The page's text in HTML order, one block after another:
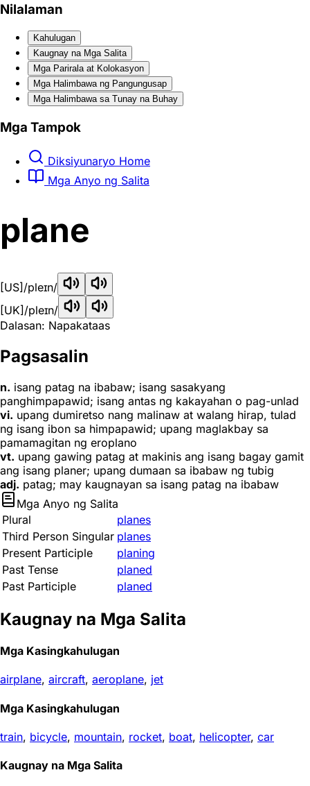
Nilalaman
Kahulugan
Kaugnay na Mga Salita
Mga Parirala at Kolokasyon
Mga Halimbawa ng Pangungusap
Mga Halimbawa sa Tunay na Buhay
Mga Tampok
Diksiyunaryo Home
Mga Anyo ng Salita
plane
[US] /pleɪn/
[UK] /pleɪn/
Dalasan: Napakataas
Pagsasalin
n. isang patag na ibabaw; isang sasakyang
panghimpapawid; isang antas ng kakayahan o pag-unlad
vi. upang dumiretso nang malinaw at walang hirap, tulad
ng isang ibon sa himpapawid; upang maglakbay sa
pamamagitan ng eroplano
vt. upang gawing patag at makinis ang isang bagay gamit
ang isang planer; upang dumaan sa ibabaw ng tubig
adj. patag; may kaugnayan sa isang patag na ibabaw
Mga Anyo ng Salita
Plural
planes
Third Person Singular planes
Present Participle
planing
Past Tense
planed
Past Participle
planed
Kaugnay na Mga Salita
Mga Kasingkahulugan
airplane, aircraft, aeroplane, jet
Mga Kasingkahulugan
train, bicycle, mountain, rocket, boat, helicopter, car
Kaugnay na Mga Salita